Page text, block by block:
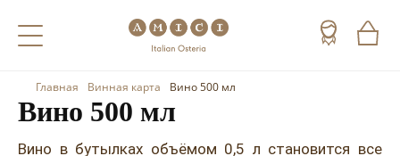
Назад
Холодные напитки
Назад
Вино
Назад
Виски
Главная Винная карта Вино 500 мл
Вино 500 мл
Вино в бутылках объёмом 0,5 л становится все